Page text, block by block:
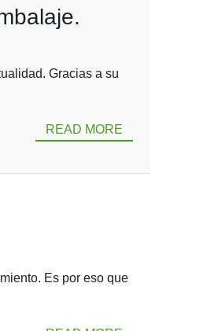
Gracias a su
READ MORE
Es por eso que